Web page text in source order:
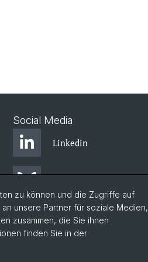
Social Media
Linkedin
Instagram
zu können und die Zugriffe auf
unsere Partner für soziale Medien,
zusammen, die Sie ihnen
finden Sie in der